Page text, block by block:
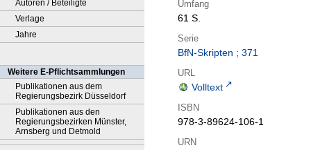
Autoren / Beteiligte
Verlage
Jahre
Weitere E-Pflichtsammlungen
Publikationen aus dem
Regierungsbezirk Düsseldorf
Publikationen aus den
Regierungsbezirken Münster,
Arnsberg und Detmold
Umfang
61 S.
Serie
BfN-Skripten ; 371
URL
Volltext
ISBN
978-3-89624-106-1
URN